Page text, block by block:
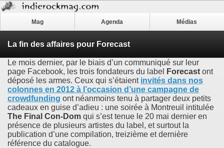
Mag Agenda Médias
La fin des affaires pour Forecast
Le mois dernier, par le biais d’un communiqué sur leur
page Facebook, les trois fondateurs du label
Forecast ont
déposé les armes. Ceux qui s’étaient invités dans nos
colonnes en 2012 à l’occasion d’une campagne de
crowdfunding ont néanmoins tenu à partager deux petits
cadeaux en guise d’adieu : une soirée à Montreuil intitulée
The Final Con-Dom qui s’est tenue le 20 mai dernier en
présence de plusieurs artistes du label, et surtout la
publication d’une compilation, treizième et dernière
référence du catalogue.